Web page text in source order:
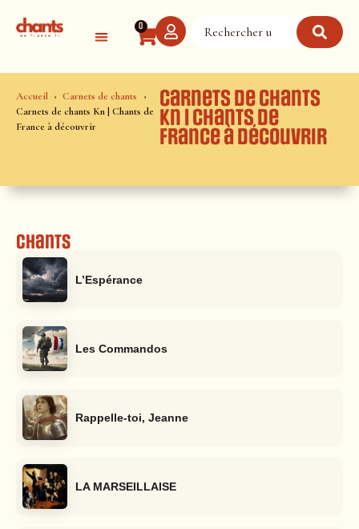
0
Accueil
Carnets de chants
Carnets de chants Kn | Chants de
France à découvrir
Carnets de chants
Kn | Chants de
France à découvrir
Chants
L’Espérance
Les Commandos
Rappelle-toi, Jeanne
LA MARSEILLAISE